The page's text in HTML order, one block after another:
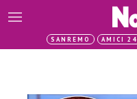
SANREMO AMICI 24